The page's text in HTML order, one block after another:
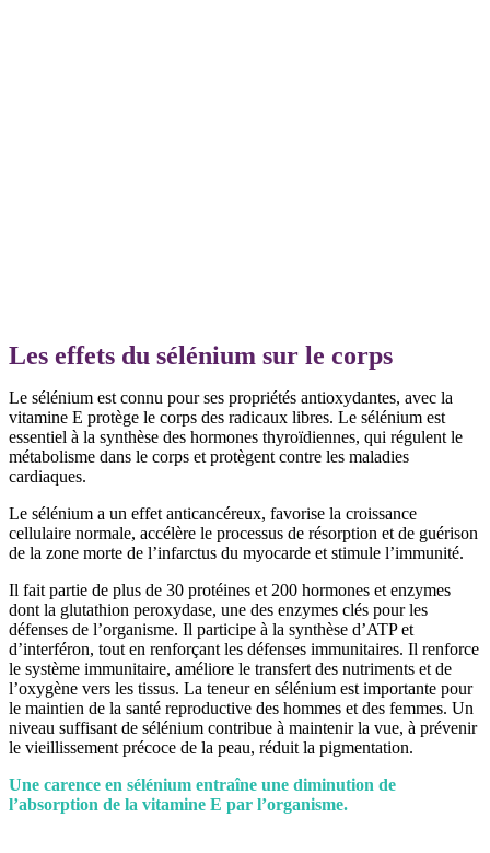
Les effets du sélénium sur le corps
Le sélénium est connu pour ses propriétés antioxydantes, avec la
vitamine E protège le corps des radicaux libres. Le sélénium est
essentiel à la synthèse des hormones thyroïdiennes, qui régulent le
métabolisme dans le corps et protègent contre les maladies
cardiaques.
Le sélénium a un effet anticancéreux, favorise la croissance
cellulaire normale, accélère le processus de résorption et de guérison
de la zone morte de l’infarctus du myocarde et stimule l’immunité.
Il fait partie de plus de 30 protéines et 200 hormones et enzymes
dont la glutathion peroxydase, une des enzymes clés pour les
défenses de l’organisme. Il participe à la synthèse d’ATP et
d’interféron, tout en renforçant les défenses immunitaires. Il renforce
le système immunitaire, améliore le transfert des nutriments et de
l’oxygène vers les tissus. La teneur en sélénium est importante pour
le maintien de la santé reproductive des hommes et des femmes. Un
niveau suffisant de sélénium contribue à maintenir la vue, à prévenir
le vieillissement précoce de la peau, réduit la pigmentation.
Une carence en sélénium entraîne une diminution de
l’absorption de la vitamine E par l’organisme.